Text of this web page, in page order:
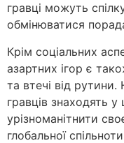
гравці можуть
обмінюватися
Крім соціальних
азартних ігор є
та втечі від
гравців знаходять
урізноманітнити
глобальної